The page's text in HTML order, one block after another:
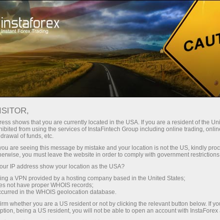
Opera con inteligencia, Gana Dispositivo
¡Gana dispositivos
Apple o Samsung!
iPhone, iPad o Samsung Galaxy Tab: uno de
estos dispositivos de alta tecnología puede ser
tuyo.
¡Participa en nuestro sorteo y prueba suerte!
shows that you are currently located in the USA. If you are a resident of the
from using the services of InstaFintech Group including online trading,
of funds, etc.
are seeing this message by mistake and your location is not the US, kindly
you must leave the website in order to comply with government
IP address show your location as the USA?
a VPN provided by a hosting company based in the United States;
not have proper WHOIS records;
in the WHOIS geolocation database.
whether you are a US resident or not by clicking the relevant button below. If
being a US resident, you will not be able to open an account with InstaForex